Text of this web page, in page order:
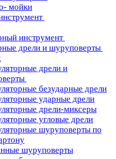
мойки
инструмент
дрели и шуруповерты
дрели и
безударные дрели
ударные дрели
дрели-миксеры
угловые дрели
шуруповерты по
шуруповерты